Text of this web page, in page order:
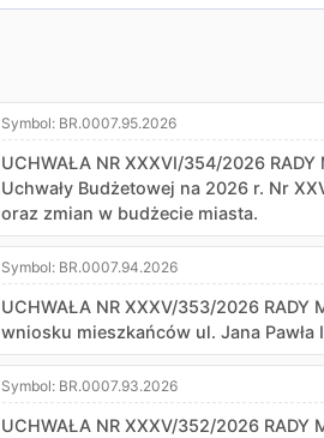
Symbol: BR.0007.95.2026
UCHWAŁA NR XXXVI/354/2026
Uchwały Budżetowej na 2026 r. Nr
oraz zmian w budżecie miasta.
Symbol: BR.0007.94.2026
UCHWAŁA NR XXXV/353/2026
wniosku mieszkańców ul. Jana
Symbol: BR.0007.93.2026
UCHWAŁA NR XXXV/352/2026